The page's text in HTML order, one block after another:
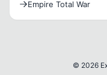
Empire Total War
© 2026